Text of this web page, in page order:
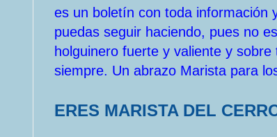
es un boletín con toda información
puedas seguir haciendo, pues no
holguinero fuerte y valiente y
siempre. Un abrazo Marista para
ERES MARISTA DEL